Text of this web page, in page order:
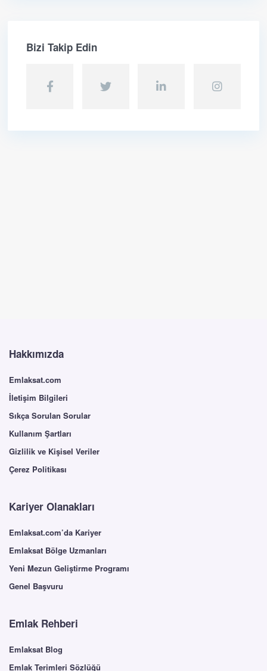
Bizi Takip Edin
Hakkımızda
Emlaksat.com
İletişim Bilgileri
Sıkça Sorulan Sorular
Kullanım Şartları
Gizlilik ve Kişisel Veriler
Çerez Politikası
Kariyer Olanakları
Emlaksat.com’da Kariyer
Emlaksat Bölge Uzmanları
Yeni Mezun Geliştirme Programı
Genel Başvuru
Emlak Rehberi
Emlaksat Blog
Emlak Terimleri Sözlüğü